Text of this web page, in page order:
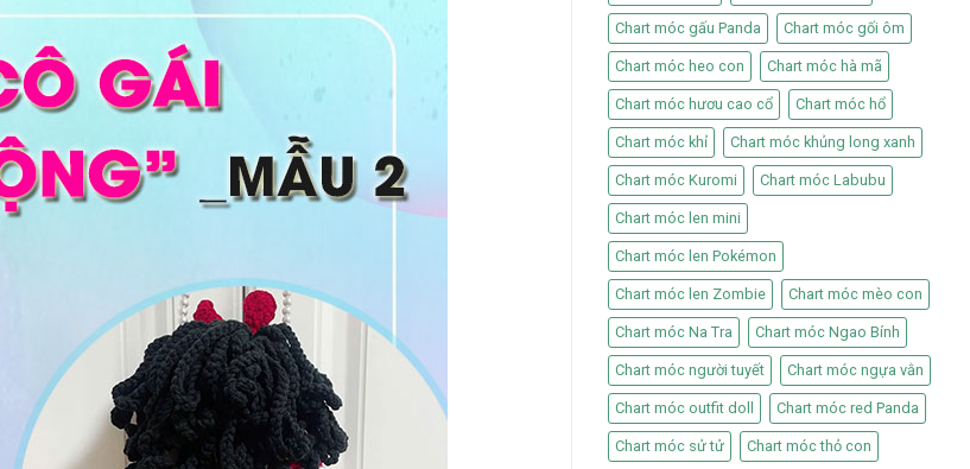
Chart móc gấu Panda Chart móc gối ôm
Chart móc heo con Chart móc hà mã
Chart móc hươu cao cổ Chart móc hổ
Chart móc khỉ Chart móc khủng long xanh
Chart móc Kuromi Chart móc Labubu
Chart móc len mini
Chart móc len Pokémon
Chart móc len Zombie Chart móc mèo con
Chart móc Na Tra Chart móc Ngao Bính
Chart móc người tuyết Chart móc ngựa vằn
Chart móc outfit doll Chart móc red Panda
Chart móc sử tử Chart móc thỏ con